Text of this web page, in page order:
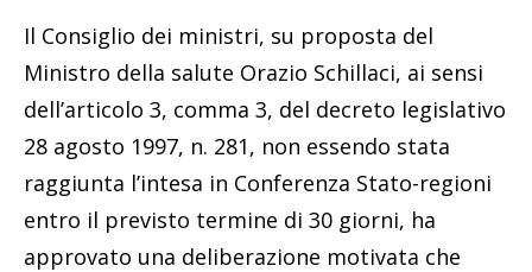
Il Consiglio dei ministri, su proposta del
Ministro della salute Orazio Schillaci, ai sensi
dell’articolo 3, comma 3, del decreto legislativo
28 agosto 1997, n. 281, non essendo stata
raggiunta l’intesa in Conferenza Stato-regioni
entro il previsto termine di 30 giorni, ha
approvato una deliberazione motivata che